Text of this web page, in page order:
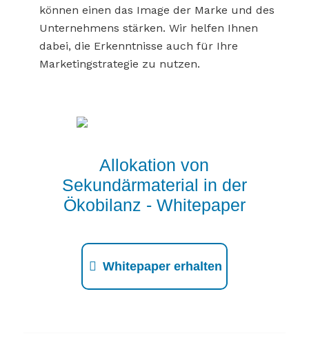
können einen das Image der Marke und des
Unternehmens stärken. Wir helfen Ihnen
dabei, die Erkenntnisse auch für Ihre
Marketingstrategie zu nutzen.
Allokation von
Sekundärmaterial in der
Ökobilanz - Whitepaper
Whitepaper erhalten